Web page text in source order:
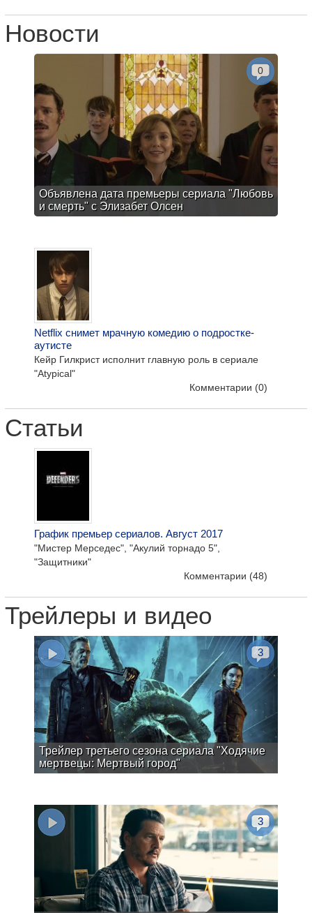
Новости
Объявлена дата премьеры сериала "Любовь
и смерть" с Элизабет Олсен
0
Netflix снимет мрачную комедию о подростке-
аутисте
Кейр Гилкрист исполнит главную роль в сериале
"Atypical"
Комментарии (0)
Статьи
График премьер сериалов. Август 2017
"Мистер Мерседес", "Акулий торнадо 5",
"Защитники"
Комментарии (48)
Трейлеры и видео
Трейлер третьего сезона сериала "Ходячие
мертвецы: Мертвый город"
3
3